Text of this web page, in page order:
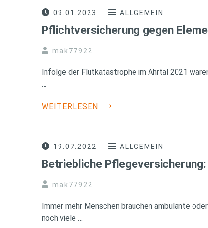
09.01.2023 ALLGEMEIN
Pflichtversicherung gegen
mak77922
Infolge der Flutkatastrophe im Ahrtal 2021
…
WEITERLESEN ⟶
19.07.2022 ALLGEMEIN
Betriebliche
mak77922
Immer mehr Menschen brauchen ambulante
noch viele …